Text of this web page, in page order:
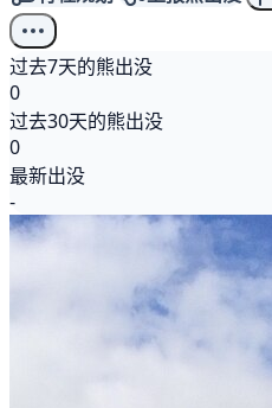
过去7天的熊出没
0
过去30天的熊出没
0
最新出没
-